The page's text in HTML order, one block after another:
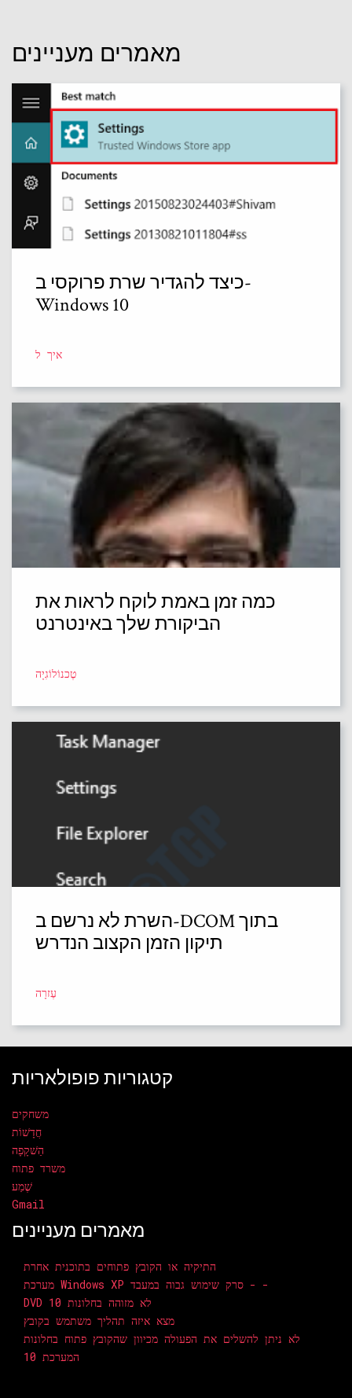
מאמרים מעניינים
כיצד להגדיר שרת פרוקסי ב-
Windows 10
איך ל
כמה זמן באמת לוקח לראות את
הביקורת שלך באינטרנט
טֶכנוֹלוֹגִיָה
השרת לא נרשם ב-DCOM בתוך
תיקון הזמן הקצוב הנדרש
עֶזרָה
קטגוריות פופולאריות
משחקים
חֲדָשׁוֹת
הַשׁקָפָה
משרד פתוח
שֶׁמַע
Gmail
מאמרים מעניינים
התיקיה או הקובץ פתוחים בתוכנית אחרת
מערכת Windows XP סרק שימוש גבוה במעבד - -
DVD לא מזוהה בחלונות 10
מצא איזה תהליך משתמש בקובץ
לא ניתן להשלים את הפעולה מכיוון שהקובץ פתוח בחלונות
המערכת 10